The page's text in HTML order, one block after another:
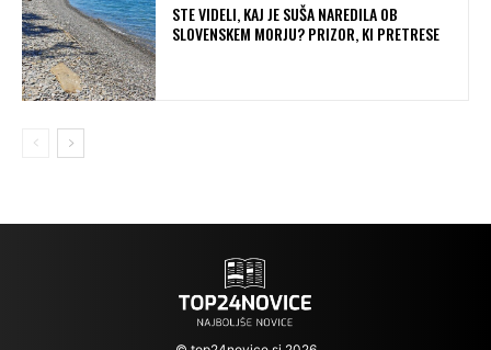
STE VIDELI, KAJ JE SUŠA NAREDILA OB
SLOVENSKEM MORJU? PRIZOR, KI PRETRESE